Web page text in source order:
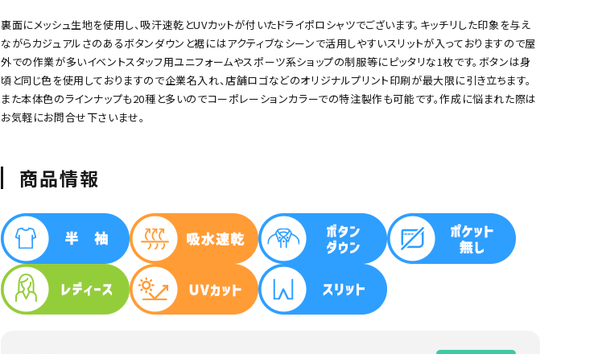
オレンジ パープル
裏面にメッシュ生地を使用し、吸汗速乾とUVカットが付いたドライポロシャツでございます。キッチリした印象を与え
ながらカジュアルさのあるボタンダウンと裾にはアクティブなシーンで活用しやすいスリットが入っておりますので屋
外での作業が多いイベントスタッフ用ユニフォームやスポーツ系ショップの制服等にピッタリな1枚です。ボタンは身
頃と同じ色を使用しておりますので企業名入れ、店舗ロゴなどのオリジナルプリント印刷が最大限に引き立ちます。
また本体色のラインナップも20種と多いのでコーポレーションカラーでの特注製作も可能です。作成に悩まれた際は
お気軽にお問合せ下さいませ。
商品情報